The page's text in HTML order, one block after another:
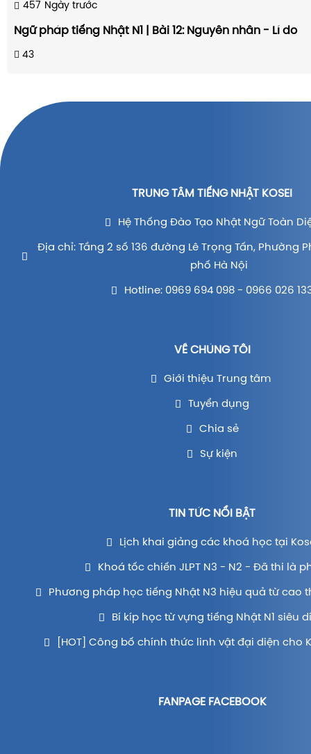
457 Ngày trước
Ngữ pháp tiếng Nhật N1 | Bài 12: Nguyên nhân - Lí do
43
TRUNG TÂM TIẾNG NHẬT KOSEI
Hệ Thống Đào Tạo Nhật Ngữ Toàn
Địa chỉ: Tầng 2 số 136 đường Lê Trọng Tấn, Phường
phố Hà Nội
Hotline: 0969 694 098 - 0966 026
VỀ CHÚNG TÔI
Giới thiệu Trung tâm
Tuyển dụng
Chia sẻ
Sự kiện
TIN TỨC NỔI BẬT
Lịch khai giảng các khoá học tại
Khoá tốc chiến JLPT N3 - N2 - Đã thi là
Phương pháp học tiếng Nhật N3 hiệu quả từ cao
Bí kíp học từ vựng tiếng Nhật N1 siêu
[HOT] Công bố chính thức linh vật đại diện cho
FANPAGE FACEBOOK